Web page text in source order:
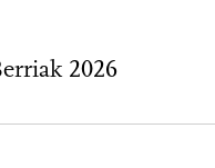
2026